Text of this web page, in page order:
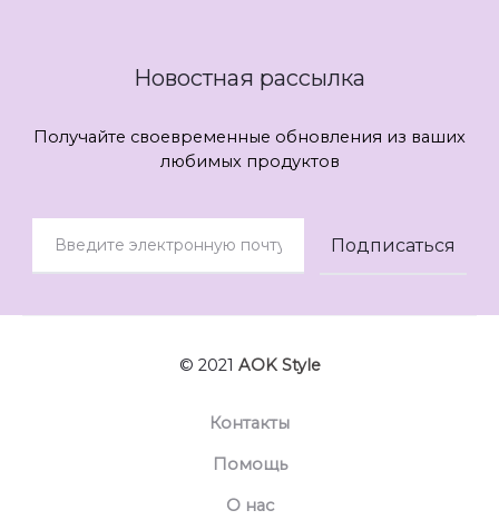
Новостная рассылка
Получайте своевременные обновления из ваших
любимых продуктов
© 2021 AOK Style
Контакты
Помощь
О нас